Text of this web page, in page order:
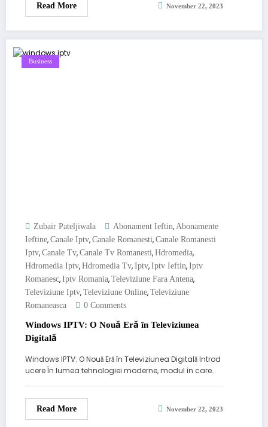
Read More November 22, 2023
Business
Zubair Pateljiwala Abonament Ieftin, Abonamente
Ieftine, Canale Iptv, Canale Romanesti, Canale Romanesti
Iptv, Canale Tv, Canale Tv Romanesti, Hdromedia,
Hdromedia Iptv, Hdromedia Tv, Iptv, Iptv Ieftin, Iptv
Romanesc, Iptv Romania, Televiziune Fara Antena,
Televiziune Iptv, Televiziune Online, Televiziune
Romaneasca
0 Comments
Windows IPTV: O Nouă Eră în Televiziunea
Digitală
Windows IPTV: O Nouă Eră în Televiziunea Digitală Introd
ucere În lumea tehnologiei moderne, modul în care…
Read More November 22, 2023